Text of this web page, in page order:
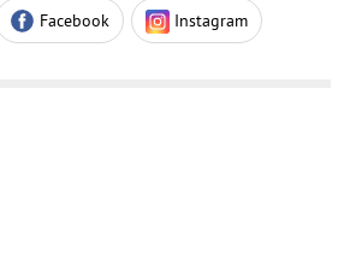
Facebook Instagram